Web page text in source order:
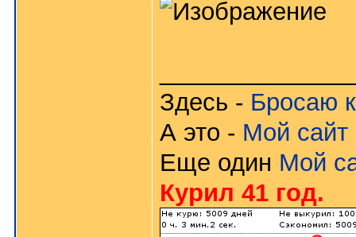
Здесь - Бросаю
А это - Мой сайт
Еще один Мой
Курил 41 год.